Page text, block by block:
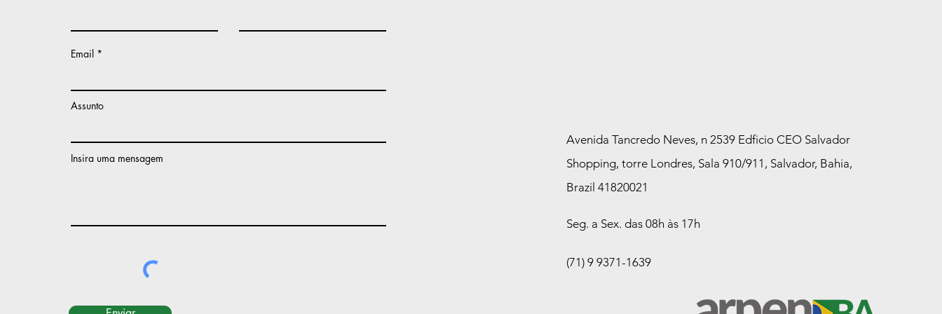
Email
Assunto
Insira uma mensagem
Avenida Tancredo Neves, n 2539 Edficio CEO Salvador
Shopping, torre Londres, Sala 910/911, Salvador, Bahia,
Brazil 41820021
Seg. a Sex. das 08h às 17h
(71) 9 9371-1639